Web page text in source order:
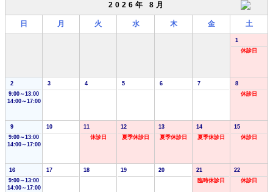
2026年 8月
日 月 火 水 木 金 土
1
休診日
2
9:00～13:00
14:00～17:00
3 4 5 6 7
8
休診日
9
9:00～13:00
14:00～17:00
10
11
休診日
12
夏季休診日
13
夏季休診日
14
夏季休診日
15
休診日
16
9:00～13:00
14:00～17:00
17 18 19 20
21
臨時休診日
22
休診日